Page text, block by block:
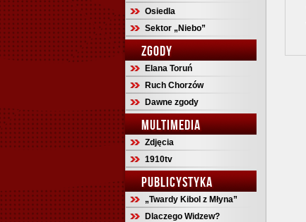
Osiedla
Sektor „Niebo”
ZGODY
Elana Toruń
Ruch Chorzów
Dawne zgody
MULTIMEDIA
Zdjęcia
1910tv
PUBLICYSTYKA
„Twardy Kibol z Młyna”
Dlaczego Widzew?